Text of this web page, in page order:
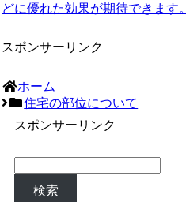
どに優れた効果が期待できます。
スポンサーリンク
ホーム
住宅の部位について
スポンサーリンク
検索